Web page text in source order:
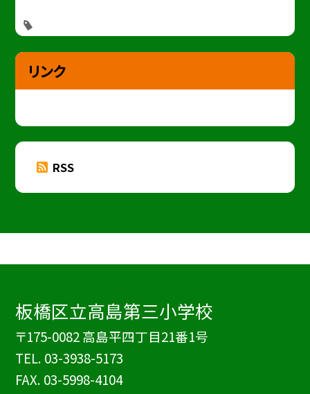
リンク
RSS
板橋区立高島第三小学校
〒175-0082 高島平四丁目21番1号
TEL. 03-3938-5173
FAX. 03-5998-4104